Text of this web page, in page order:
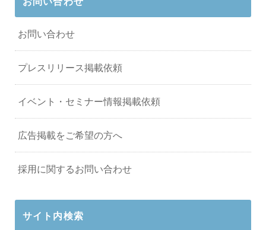
お問い合わせ
プレスリリース掲載依頼
イベント・セミナー情報掲載依頼
広告掲載をご希望の方へ
採用に関するお問い合わせ
サイト内検索